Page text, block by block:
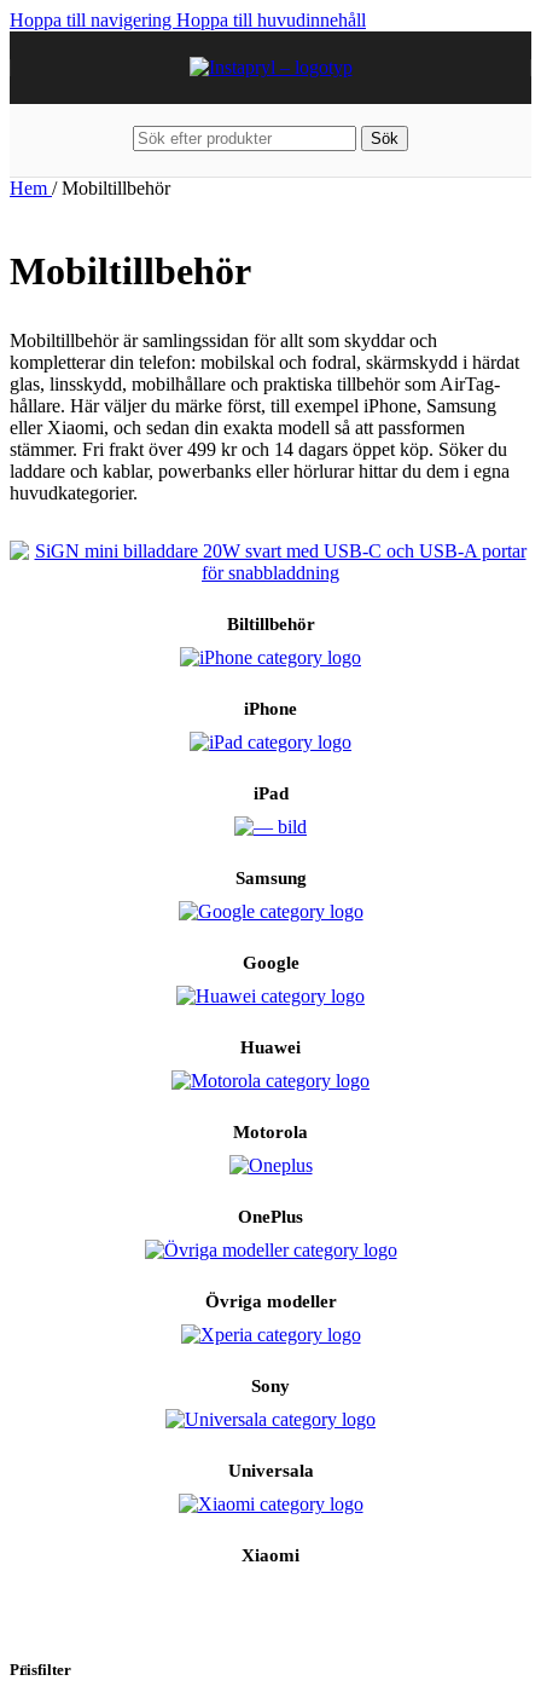
Hoppa till navigering Hoppa till huvudinnehåll
Sök
Hem / Mobiltillbehör
Mobiltillbehör
Mobiltillbehör är samlingssidan för allt som skyddar och
kompletterar din telefon: mobilskal och fodral, skärmskydd i härdat
glas, linsskydd, mobilhållare och praktiska tillbehör som AirTag-
hållare. Här väljer du märke först, till exempel iPhone, Samsung
eller Xiaomi, och sedan din exakta modell så att passformen
stämmer. Fri frakt över 499 kr och 14 dagars öppet köp. Söker du
laddare och kablar, powerbanks eller hörlurar hittar du dem i egna
huvudkategorier.
Biltillbehör
iPhone
iPad
Samsung
Google
Huawei
Motorola
OnePlus
Övriga modeller
Sony
Universala
Xiaomi
Prisfilter